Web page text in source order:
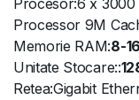
Procesor:6 x
Processor 9M
Memorie RAM:8-
Unitate Stocare::
Retea:Gigabit